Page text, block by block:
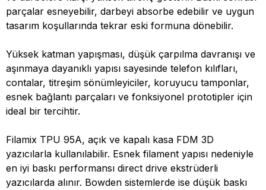
parçalar esneyebilir, darbeyi absorbe edebilir ve uygun
tasarım koşullarında tekrar eski formuna dönebilir.
Yüksek katman yapışması, düşük çarpılma davranışı ve
aşınmaya dayanıklı yapısı sayesinde telefon kılıfları,
contalar, titreşim sönümleyiciler, koruyucu tamponlar,
esnek bağlantı parçaları ve fonksiyonel prototipler için
ideal bir tercihtir.
Filamix TPU 95A, açık ve kapalı kasa FDM 3D
yazıcılarla kullanılabilir. Esnek filament yapısı nedeniyle
en iyi baskı performansı direct drive ekstrüderli
yazıcılarda alınır. Bowden sistemlerde ise düşük baskı